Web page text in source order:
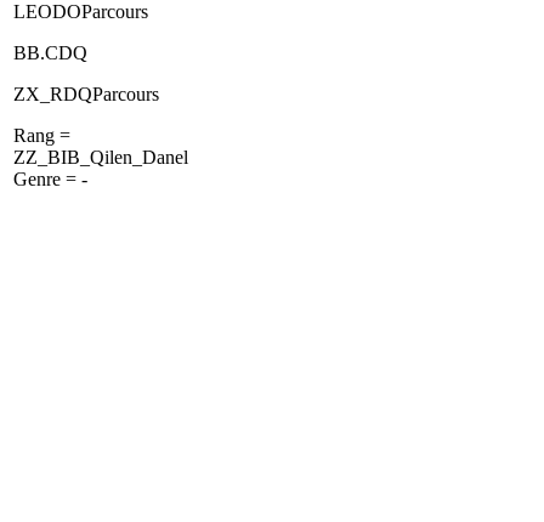
LEODOParcours
BB.CDQ
ZX_RDQParcours
Rang =
ZZ_BIB_Qilen_Danel
Genre = -